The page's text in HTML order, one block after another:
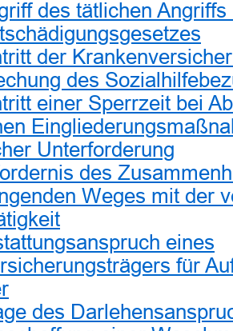
des tätlichen
der
des
einer Sperrzeit bei
Unterforderung
des
Weges mit der
eines
für
des